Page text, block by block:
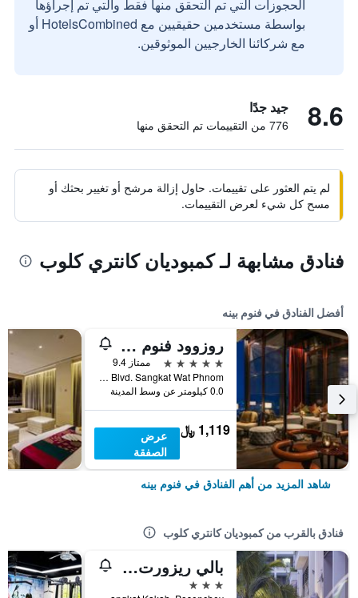
الحجوزات التي تم التحقق منها فقط والتي تم إجراؤها
بواسطة مستخدمين حقيقيين مع HotelsCombined أو
مع شركائنا الخارجيين الموثوقين.
8.6 جيد جدًا
776 من التقييمات تم التحقق منها
لم يتم العثور على تقييمات. حاول إزالة مرشح أو تغيير بحثك أو
مسح كل شيء لعرض التقييمات.
فنادق مشابهة لـ كمبوديان كانتري كلوب
أفضل الفنادق في فنوم بينه
روزوود فنوم بين
5 نجوم
ممتاز 9.4
No. 66 Monivong Blvd. Sangkat Wat Phnom, فنوم بينه, كمبوديا
0.0 كيلومتر عن وسط المدينة
1,119 ﷼
عرض
الصفقة
شاهد المزيد من أهم الفنادق في فنوم بينه
فنادق بالقرب من كمبوديان كانتري كلوب
بالي ريزورت آند أبارتمينت
3 نجوم